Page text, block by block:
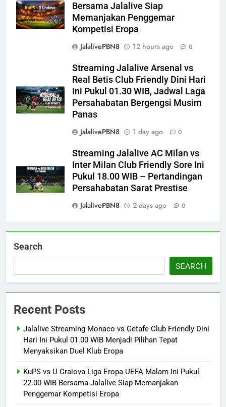
Bersama Jalalive Siap
Memanjakan Penggemar
Kompetisi Eropa
JalalivePBN8
12 hours ago 0
Streaming Jalalive Arsenal vs
Real Betis Club Friendly Dini Hari
Ini Pukul 01.30 WIB, Jadwal Laga
Persahabatan Bergengsi Musim
Panas
JalalivePBN8
1 day ago 0
Streaming Jalalive AC Milan vs
Inter Milan Club Friendly Sore Ini
Pukul 18.00 WIB – Pertandingan
Persahabatan Sarat Prestise
JalalivePBN8
2 days ago 0
Search
SEARCH
Recent Posts
Jalalive Streaming Monaco vs Getafe Club Friendly Dini
Hari Ini Pukul 01.00 WIB Menjadi Pilihan Tepat
Menyaksikan Duel Klub Eropa
KuPS vs U Craiova Liga Eropa UEFA Malam Ini Pukul
22.00 WIB Bersama Jalalive Siap Memanjakan
Penggemar Kompetisi Eropa